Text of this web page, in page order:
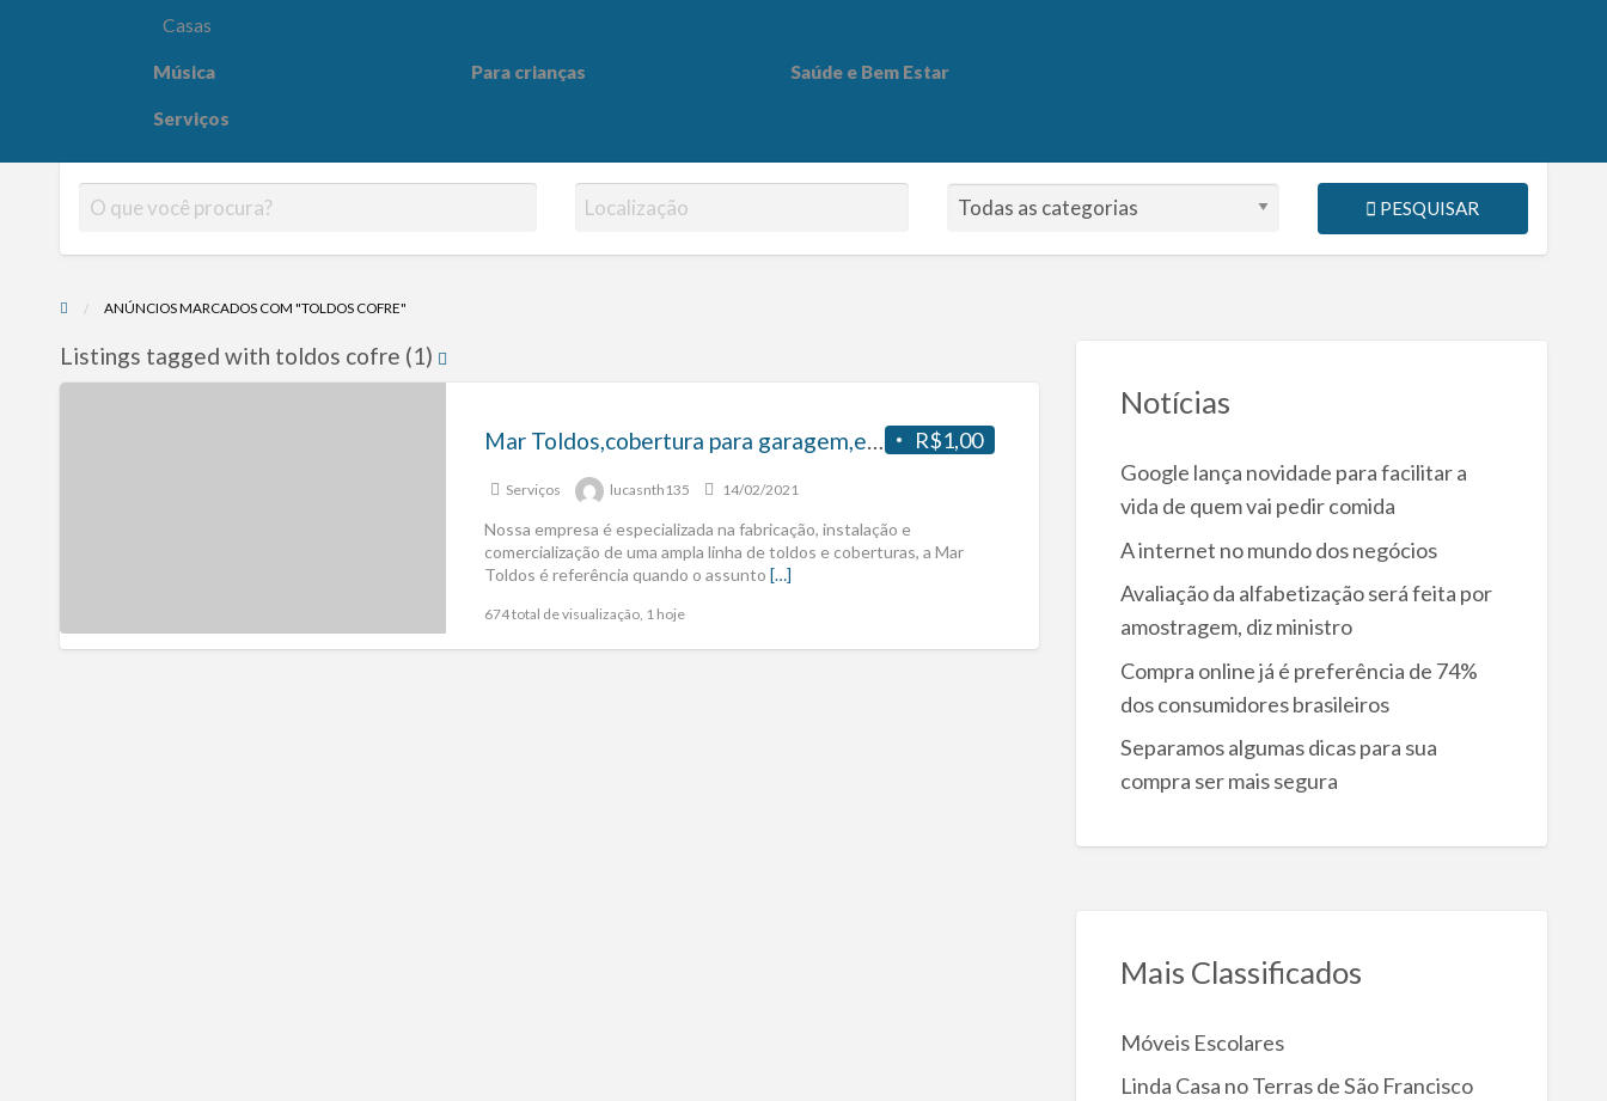
Casas
Música Para crianças Saúde e Bem Estar
Serviços
PESQUISAR
ANÚNCIOS MARCADOS COM "TOLDOS COFRE"
Listings tagged with toldos cofre (1)
R$1,00
Mar Toldos,cobertura para garagem,estacionamento,condomìnios..etc
Serviços lucasnth135 14/02/2021
Nossa empresa é especializada na fabricação, instalação e
comercialização de uma ampla linha de toldos e coberturas, a Mar
Toldos é referência quando o assunto […]
674 total de visualização, 1 hoje
Notícias
Google lança novidade para facilitar a
vida de quem vai pedir comida
A internet no mundo dos negócios
Avaliação da alfabetização será feita por
amostragem, diz ministro
Compra online já é preferência de 74%
dos consumidores brasileiros
Separamos algumas dicas para sua
compra ser mais segura
Mais Classificados
Móveis Escolares
Linda Casa no Terras de São Francisco